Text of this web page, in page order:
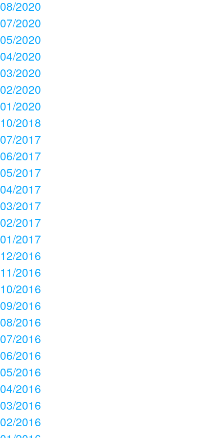
08/2020
07/2020
05/2020
04/2020
03/2020
02/2020
01/2020
10/2018
07/2017
06/2017
05/2017
04/2017
03/2017
02/2017
01/2017
12/2016
11/2016
10/2016
09/2016
08/2016
07/2016
06/2016
05/2016
04/2016
03/2016
02/2016